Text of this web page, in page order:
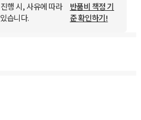
행 시, 사유에 따라
습니다.
반품비 책정 기
준 확인하기!